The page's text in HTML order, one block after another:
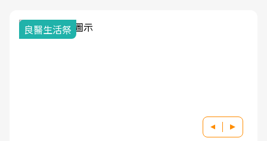
良醫生活祭